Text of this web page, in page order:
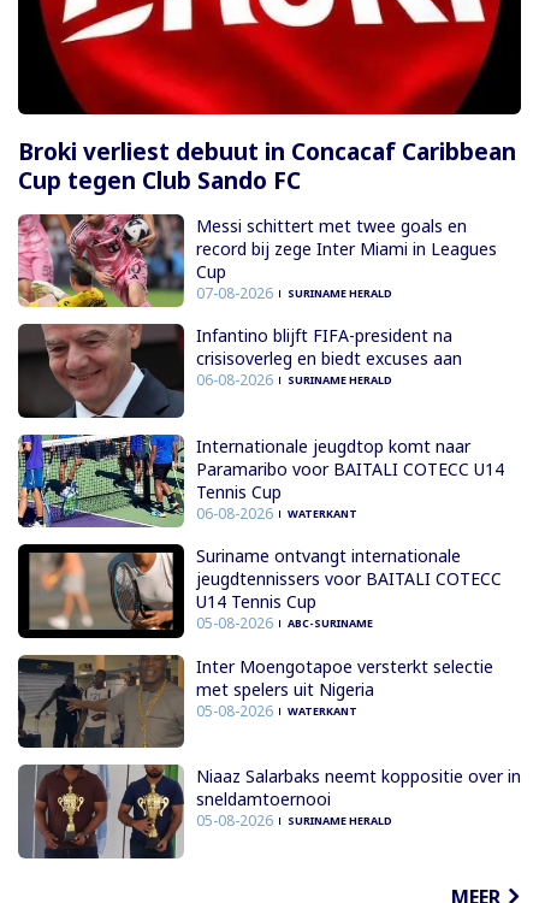
Broki verliest debuut in Concacaf Caribbean
Cup tegen Club Sando FC
Messi schittert met twee goals en
record bij zege Inter Miami in Leagues
Cup
07-08-2026 SURINAME HERALD
Infantino blijft FIFA-president na
crisisoverleg en biedt excuses aan
06-08-2026 SURINAME HERALD
Internationale jeugdtop komt naar
Paramaribo voor BAITALI COTECC U14
Tennis Cup
06-08-2026 WATERKANT
Suriname ontvangt internationale
jeugdtennissers voor BAITALI COTECC
U14 Tennis Cup
05-08-2026 ABC-SURINAME
Inter Moengotapoe versterkt selectie
met spelers uit Nigeria
05-08-2026 WATERKANT
Niaaz Salarbaks neemt koppositie over in
sneldamtoernooi
05-08-2026 SURINAME HERALD
MEER